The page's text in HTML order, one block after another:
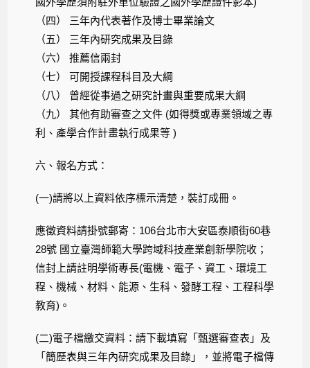
（四） 三年內代表著作及博士畢業論文
（五） 三年內研究成果及目錄
（六） 推薦信兩封
（七） 可開授課程科目及大綱
（八） 曾經從事過之研究計畫與重要成果大綱
（九） 其他有助審查之文件 (如得獎或專業領域之專
利、產學合作計畫執行成果等 )
六、報名方式：
(一)請將以上資料依序標示清楚，裝訂成冊。
應徵資料請掛號郵寄：106台北市大安區泰順街60巷
28號 國立臺灣師範大學跨域科技產業創新學院收；
信封上請註明學術專長(電機、電子、資工、環境工
程、機械、材料、能源、生科、發酵工程、工程科學
教育)。
(二)電子檔繳交資料：請下載填寫「甄選審查表」及
「簡歷表與三年內研究成果及目錄」，並將電子檔傳